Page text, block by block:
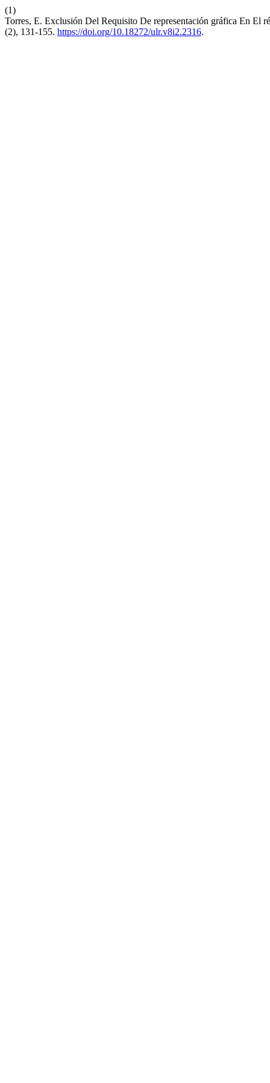
(1)
Torres, E. Exclusión Del Requisito De representación gráfica En
(2), 131-155. https://doi.org/10.18272/ulr.v8i2.2316.